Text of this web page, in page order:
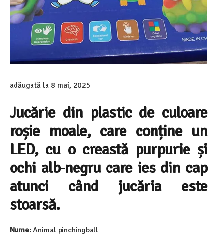
adăugată la 8 mai, 2025
Jucărie din plastic de culoare
roșie moale, care conține un
LED, cu o creastă purpurie și
ochi alb-negru care ies din cap
atunci când jucăria este
stoarsă.
Nume: Animal pinchingball